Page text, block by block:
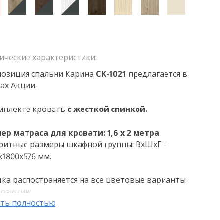
характеристики:
спальни Карина СК-1021 предлагается в
Акции.
кровать с жесткой спинкой.
матраса для кровати: 1,6 х 2 метра.
размеры шкафной группы: ВхШхГ -
мм.
распостраняется на все цветовые варианты
ясень (СЯ)
полностью